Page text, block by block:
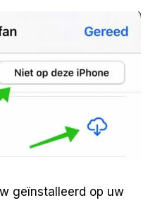
geïnstalleerd op uw